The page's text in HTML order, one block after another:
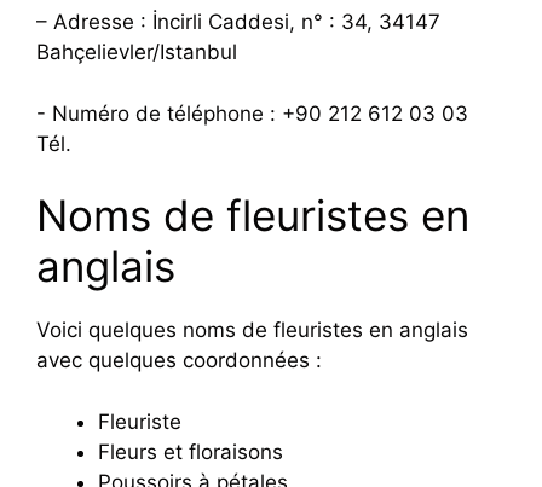
– Adresse : İncirli Caddesi, n° : 34, 34147
Bahçelievler/Istanbul
- Numéro de téléphone : +90 212 612 03 03
Tél.
Noms de fleuristes en
anglais
Voici quelques noms de fleuristes en anglais
avec quelques coordonnées :
Fleuriste
Fleurs et floraisons
Poussoirs à pétales